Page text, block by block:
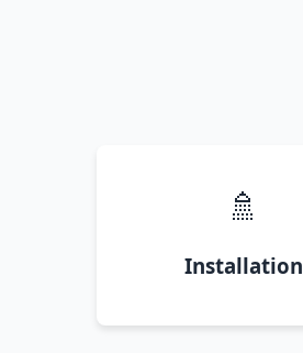
🚿
Installation